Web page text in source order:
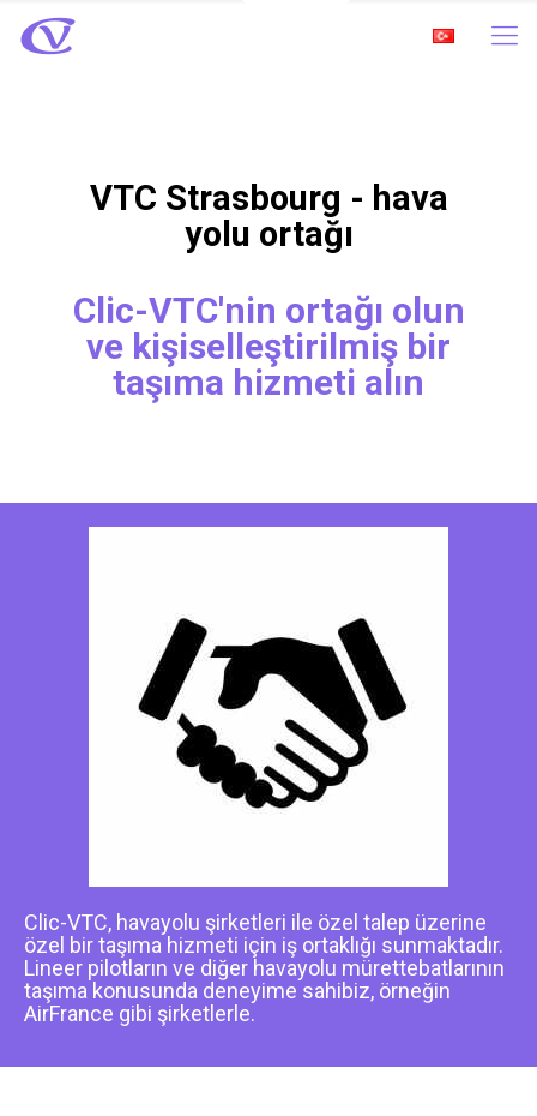
VTC Strasbourg - hava
yolu ortağı
Clic-VTC'nin ortağı olun
ve kişiselleştirilmiş bir
taşıma hizmeti alın
Clic-VTC, havayolu şirketleri ile özel talep üzerine
özel bir taşıma hizmeti için iş ortaklığı sunmaktadır.
Lineer pilotların ve diğer havayolu mürettebatlarının
taşıma konusunda deneyime sahibiz, örneğin
AirFrance gibi şirketlerle.